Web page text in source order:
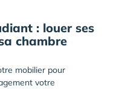
: louer ses
chambre
mobilier pour
votre